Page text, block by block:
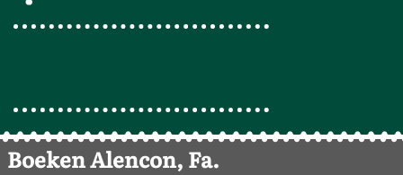
Boeken Alencon, Fa.